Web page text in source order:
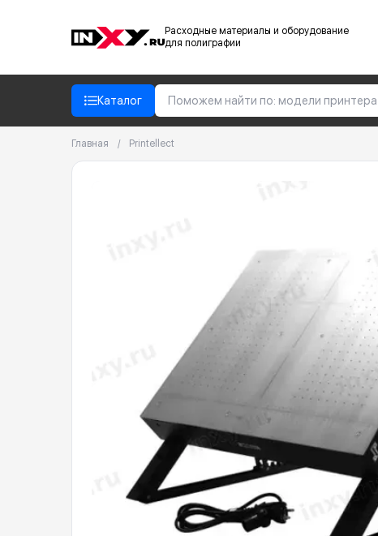
Расходные материалы и оборудование
для полиграфии
Каталог
Главная / Printellect